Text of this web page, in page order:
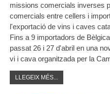
missions comercials inverses
comercials entre cellers i
l'exportació de vins i caves
Fins a 9 importadors de
passat 26 i 27 d'abril en una
vi i cava organitzada per la
LLEGEIX MÉS...